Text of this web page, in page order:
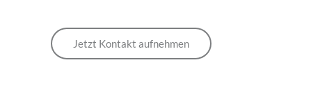
Jetzt Kontakt aufnehmen